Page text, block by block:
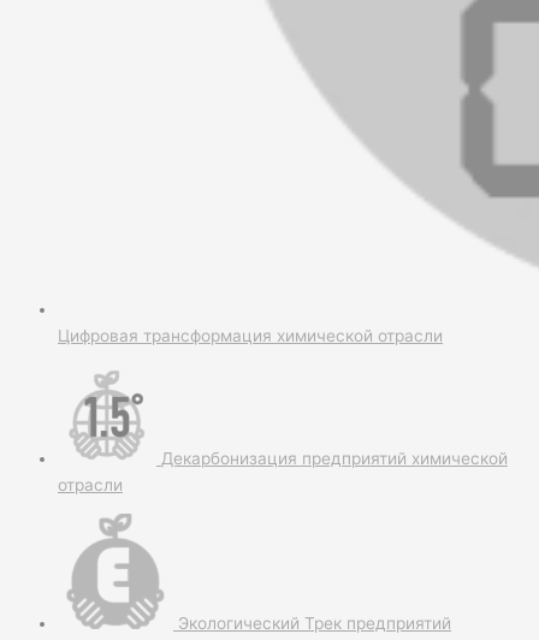
Цифровая трансформация химической отрасли
Декарбонизация предприятий химической
отрасли
Экологический Трек предприятий